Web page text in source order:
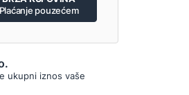
Plaćanje pouzećem
ukupni iznos vaše